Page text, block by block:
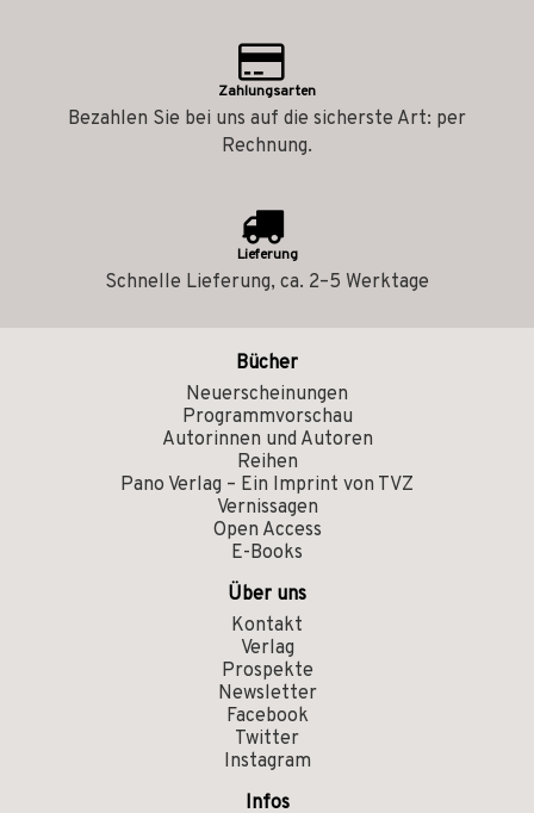
Zahlungsarten
Bezahlen Sie bei uns auf die sicherste Art: per
Rechnung.
Lieferung
Schnelle Lieferung, ca. 2–5 Werktage
Bücher
Neuerscheinungen
Programmvorschau
Autorinnen und Autoren
Reihen
Pano Verlag – Ein Imprint von TVZ
Vernissagen
Open Access
E-Books
Über uns
Kontakt
Verlag
Prospekte
Newsletter
Facebook
Twitter
Instagram
Infos